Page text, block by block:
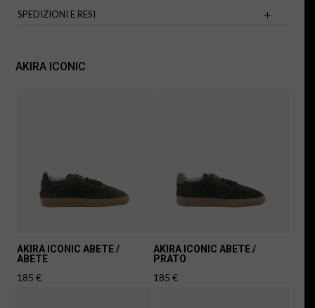
SPEDIZIONI E RESI
AKIRA ICONIC
AKIRA ICONIC ABETE /
ABETE
185 €
AKIRA ICONIC ABETE /
PRATO
185€